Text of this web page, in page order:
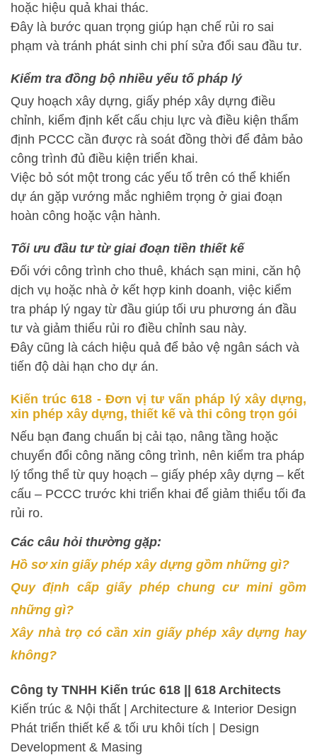
hoặc hiệu quả khai thác.
Đây là bước quan trọng giúp hạn chế rủi ro sai
phạm và tránh phát sinh chi phí sửa đổi sau đầu tư.
Kiểm tra đồng bộ nhiều yếu tố pháp lý
Quy hoạch xây dựng, giấy phép xây dựng điều
chỉnh, kiểm định kết cấu chịu lực và điều kiện thẩm
định PCCC cần được rà soát đồng thời để đảm bảo
công trình đủ điều kiện triển khai.
Việc bỏ sót một trong các yếu tố trên có thể khiến
dự án gặp vướng mắc nghiêm trọng ở giai đoạn
hoàn công hoặc vận hành.
Tối ưu đầu tư từ giai đoạn tiền thiết kế
Đối với công trình cho thuê, khách sạn mini, căn hộ
dịch vụ hoặc nhà ở kết hợp kinh doanh, việc kiểm
tra pháp lý ngay từ đầu giúp tối ưu phương án đầu
tư và giảm thiểu rủi ro điều chỉnh sau này.
Đây cũng là cách hiệu quả để bảo vệ ngân sách và
tiến độ dài hạn cho dự án.
Kiến trúc 618 - Đơn vị tư vấn pháp lý xây dựng,
xin phép xây dựng, thiết kế và thi công trọn gói
Nếu bạn đang chuẩn bị cải tạo, nâng tầng hoặc
chuyển đổi công năng công trình, nên kiểm tra pháp
lý tổng thể từ quy hoạch – giấy phép xây dựng – kết
cấu – PCCC trước khi triển khai để giảm thiểu tối đa
rủi ro.
Các câu hỏi thường gặp:
Hồ sơ xin giấy phép xây dựng gồm những gì?
Quy định cấp giấy phép chung cư mini gồm
những gì?
Xây nhà trọ có cần xin giấy phép xây dựng hay
không?
Công ty TNHH Kiến trúc 618 || 618 Architects
Kiến trúc & Nội thất | Architecture & Interior Design
Phát triển thiết kế & tối ưu khôi tích | Design
Development & Masing